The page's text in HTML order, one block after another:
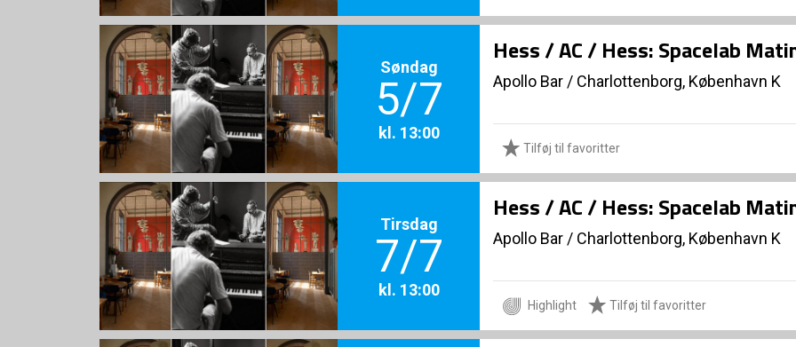
Søndag
5/7
kl. 13:00
Hess / AC / Hess: Spacelab
Apollo Bar / Charlottenborg, København K
Tilføj til favoritter
Tirsdag
7/7
kl. 13:00
Hess / AC / Hess: Spacelab
Apollo Bar / Charlottenborg, København K
Highlight Tilføj til favoritter